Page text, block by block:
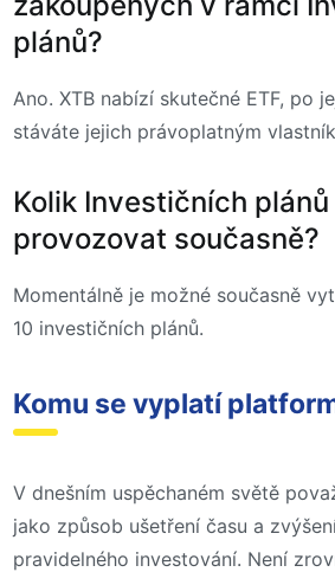
plánů?
Ano. XTB nabízí skutečné ETF, po
stáváte jejich právoplatným
Kolik Investičních plánů
provozovat současně?
Momentálně je možné současně
10 investičních plánů.
Komu se vyplatí
V dnešním uspěchaném světě
jako způsob ušetření času a
pravidelného investování. Není